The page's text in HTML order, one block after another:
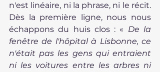
n'est linéaire, ni la phrase, ni le récit.
Dès la première ligne, nous nous
échappons du huis clos : « De la
fenêtre de l'hôpital à Lisbonne, ce
n'était pas les gens qui entraient
ni les voitures entre les arbres ni